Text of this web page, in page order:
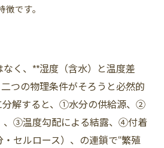
です。
く、**湿度（含水）と温度差
二つの物理条件がそろうと必然的
分解すると、①水分の供給源、②
、③温度勾配による結露、④付着
セルロース）、の連鎖で“繁殖